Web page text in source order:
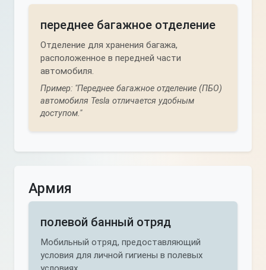
переднее багажное отделение
Отделение для хранения багажа,
расположенное в передней части
автомобиля.
Пример: "Переднее багажное отделение (ПБО)
автомобиля Tesla отличается удобным
доступом."
Армия
полевой банный отряд
Мобильный отряд, предоставляющий
условия для личной гигиены в полевых